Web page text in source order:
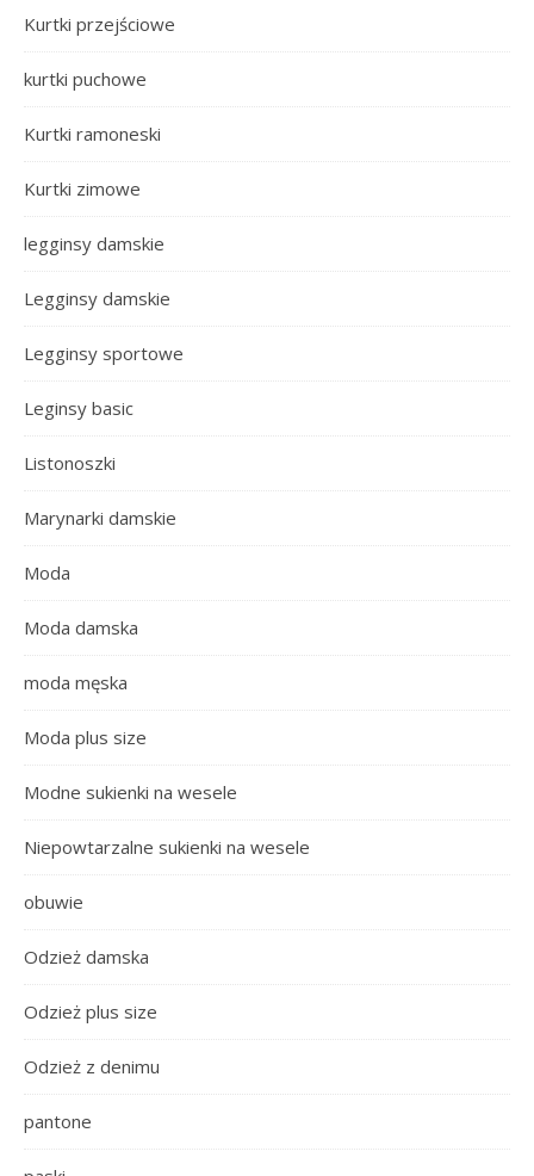
Kurtki przejściowe
kurtki puchowe
Kurtki ramoneski
Kurtki zimowe
legginsy damskie
Legginsy damskie
Legginsy sportowe
Leginsy basic
Listonoszki
Marynarki damskie
Moda
Moda damska
moda męska
Moda plus size
Modne sukienki na wesele
Niepowtarzalne sukienki na wesele
obuwie
Odzież damska
Odzież plus size
Odzież z denimu
pantone